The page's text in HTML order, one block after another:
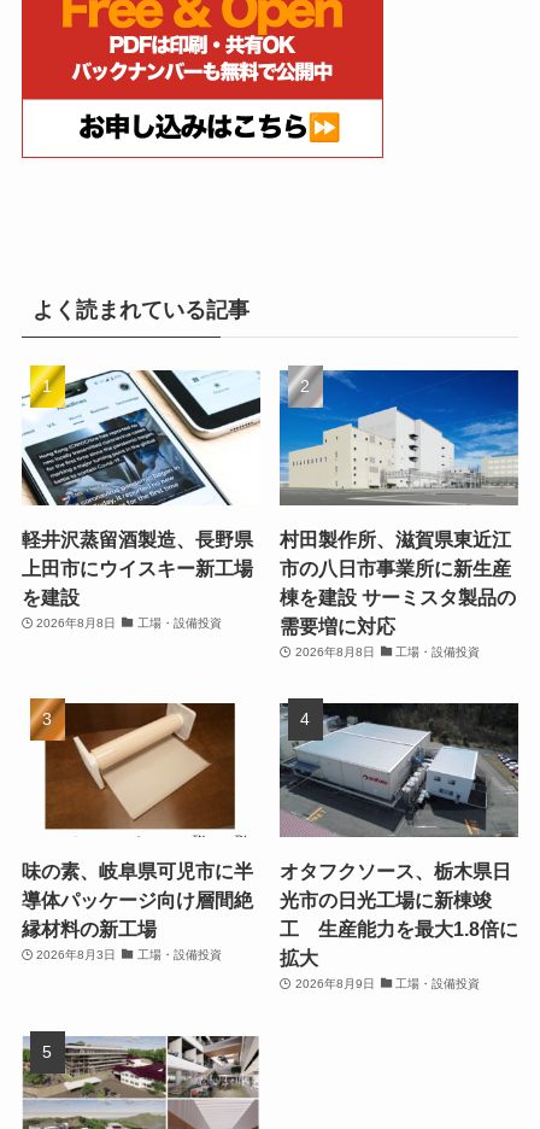
よく読まれている記事
軽井沢蒸留酒製造、長野県
上田市にウイスキー新工場
を建設
2026年8月8日 工場・設備投資
村田製作所、滋賀県東近江
市の八日市事業所に新生産
棟を建設 サーミスタ製品の
需要増に対応
2026年8月8日 工場・設備投資
味の素、岐阜県可児市に半
導体パッケージ向け層間絶
縁材料の新工場
2026年8月3日 工場・設備投資
オタフクソース、栃木県日
光市の日光工場に新棟竣
工 生産能力を最大1.8倍に
拡大
2026年8月9日 工場・設備投資